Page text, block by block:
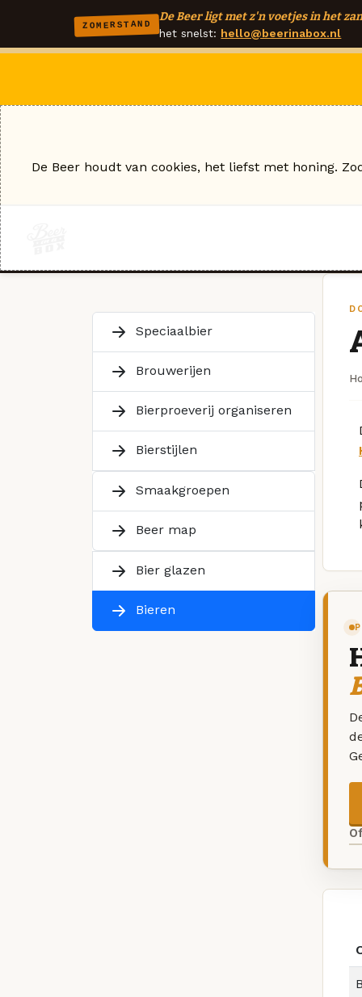
ZOMERSTAND
De Beer ligt met z'n voetjes in het
het snelst: hello@beerinabox.nl
Speciaalbier
Brouwerijen
Bierproeverij organiseren
Bierstijlen
Smaakgroepen
Beer map
Bier glazen
Bieren
De Beer houdt van cookies, het liefst met honing.